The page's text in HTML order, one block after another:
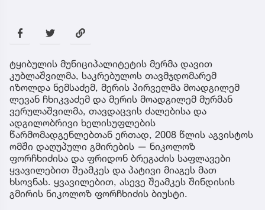
ტყიბულის მუნიციპალიტეტის მერმა დავით
კუბლაშვილმა, საკრებულოს თავმჯდომარემ
იზოლდა ნემსაძემ, მერის პირველმა მოადგილემ
ლევან ჩხიკვაძემ და მერის მოადგილემ მურმან
ვერულაშვილმა, თავდაცვის ძალებისა და
ადგილობრივი ხელისუფლების
წარმომადგენლებთან ერთად, 2008 წლის აგვისტოს
ომში დაღუპული გმირების — ნიკოლოზ
ფორჩხიძისა და ფრიდონ ბრეგაძის საფლავები
ყვავილებით შეამკეს და პატივი მიაგეს მათ
ხსოვნას. ყვავილებით, ასევე შეამკეს შინდისის
გმირის ნიკოლოზ ფორჩხიძის ბიუსტი.